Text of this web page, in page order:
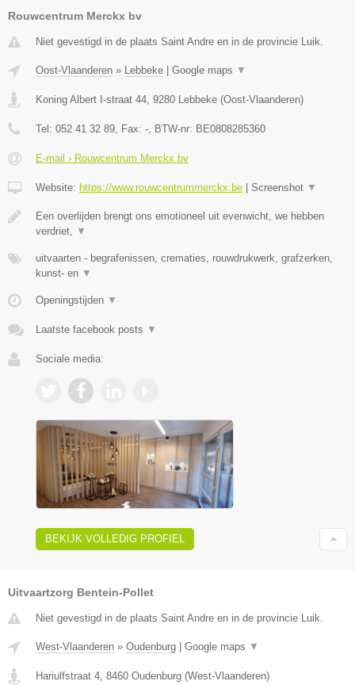
Rouwcentrum Merckx bv
Niet gevestigd in de plaats Saint Andre en in de provincie Luik.
Oost-Vlaanderen » Lebbeke | Google maps ▼
Koning Albert I-straat 44 9280 Lebbeke (Oost-Vlaanderen)
Tel: 052 41 32 89 , Fax: - , BTW-nr: BE0808285360
E-mail › Rouwcentrum Merckx bv
Website: https://www.rouwcentrummerckx.be | Screenshot ▼
Een overlijden brengt ons emotioneel uit evenwicht, we hebben
verdriet,
▼
uitvaarten - begrafenissen, crematies, rouwdrukwerk, grafzerken,
kunst- en ▼
Openingstijden ▼
Laatste facebook posts ▼
Sociale media:
BEKIJK VOLLEDIG PROFIEL
Uitvaartzorg Bentein-Pollet
Niet gevestigd in de plaats Saint Andre en in de provincie Luik.
West-Vlaanderen » Oudenburg | Google maps ▼
Hariulfstraat 4 8460 Oudenburg (West-Vlaanderen)